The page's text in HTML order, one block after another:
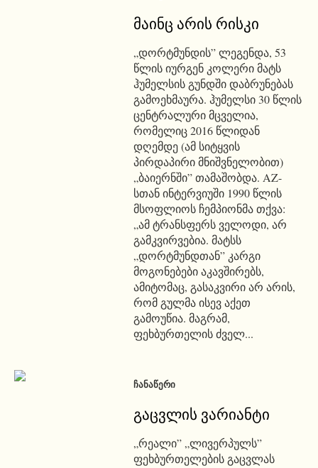
მაინც არის რისკი
„დორტმუნდის” ლეგენდა, 53
წლის იურგენ კოლერი მატს
ჰუმელსის გუნდში დაბრუნებას
გამოეხმაურა. ჰუმელსი 30 წლის
ცენტრალური მცველია,
რომელიც 2016 წლიდან
დღემდე (ამ სიტყვის
პირდაპირი მნიშვნელობით)
„ბაიერნში” თამაშობდა. AZ-
სთან ინტერვიუში 1990 წლის
მსოფლიოს ჩემპიონმა თქვა:
„ამ ტრანსფერს ველოდი, არ
გამკვირვებია. მატსს
„დორტმუნდთან” კარგი
მოგონებები აკავშირებს,
ამიტომაც, გასაკვირი არ არის,
რომ გულმა ისევ აქეთ
გამოუწია. მაგრამ,
ფეხბურთელის ძველ...
ᲩᲐᲜᲐᲬᲔᲠᲘ
გაცვლის ვარიანტი
„რეალი” „ლივერპულს”
ფეხბურთელების გაცვლას